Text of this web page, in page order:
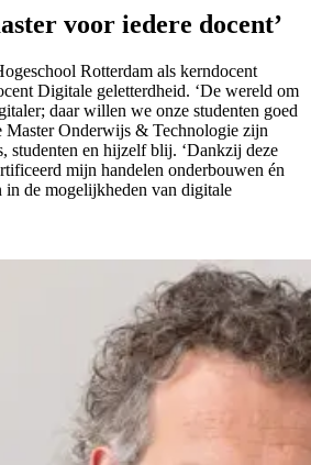
voor iedere docent’
Rotterdam als kerndocent
Digitale geletterdheid. ‘De wereld om
daar willen we onze studenten goed
Master Onderwijs & Technologie zijn
studenten en hijzelf blij. ‘Dankzij deze
mijn handelen onderbouwen én
in de mogelijkheden van digitale